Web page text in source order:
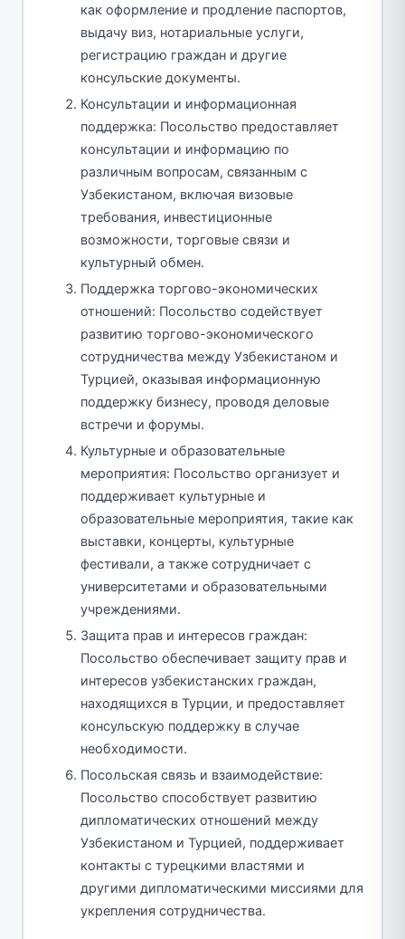
как оформление и продление паспортов,
выдачу виз, нотариальные услуги,
регистрацию граждан и другие
консульские документы.
Консультации и информационная
поддержка: Посольство предоставляет
консультации и информацию по
различным вопросам, связанным с
Узбекистаном, включая визовые
требования, инвестиционные
возможности, торговые связи и
культурный обмен.
Поддержка торгово-экономических
отношений: Посольство содействует
развитию торгово-экономического
сотрудничества между Узбекистаном и
Турцией, оказывая информационную
поддержку бизнесу, проводя деловые
встречи и форумы.
Культурные и образовательные
мероприятия: Посольство организует и
поддерживает культурные и
образовательные мероприятия, такие как
выставки, концерты, культурные
фестивали, а также сотрудничает с
университетами и образовательными
учреждениями.
Защита прав и интересов граждан:
Посольство обеспечивает защиту прав и
интересов узбекистанских граждан,
находящихся в Турции, и предоставляет
консульскую поддержку в случае
необходимости.
Посольская связь и взаимодействие:
Посольство способствует развитию
дипломатических отношений между
Узбекистаном и Турцией, поддерживает
контакты с турецкими властями и
другими дипломатическими миссиями для
укрепления сотрудничества.